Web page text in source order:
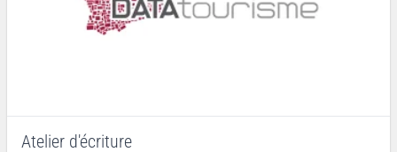
Atelier d'écriture